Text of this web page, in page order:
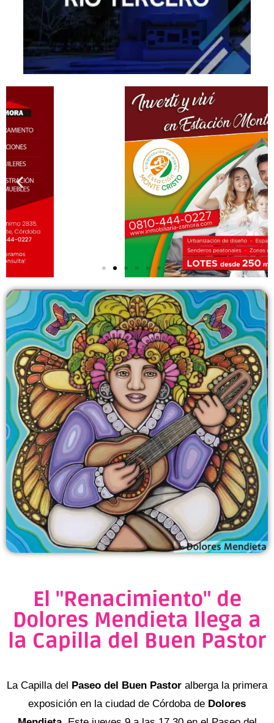
El "Renacimiento" de
Dolores Mendieta llega a
la Capilla del Buen Pastor
La Capilla del Paseo del Buen Pastor alberga la primera
exposición en la ciudad de Córdoba de Dolores